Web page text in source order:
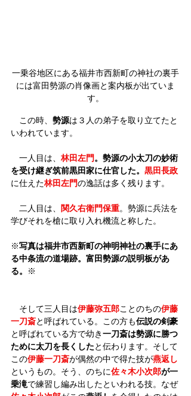
一乗谷地区にある福井市西新町の神社の裏手
には富田勢源の肖像画と案内板が出ていま
す。
この時、 勢源は３人の弟子を取り立てたと
いわれています。
一人目は、 林田左門。勢源の小太刀の妙術
を受け継ぎ筑前黒田家に仕官した。 黒田長政
に仕えた林田左門の逸話は多く残ります。
二人目は、 関久右衛門保重。勢源に兵法を
学びそれを槍に取り入れ機流と称した。
※写真は福井市西新町の神明神社の裏手にあ
る中条流の道場跡。富田勢源の説明板があ
る。
※
そして三人目は伊藤弥五郎ことのちの伊藤
一刀斎と呼ばれている。この方も伝説の剣豪
と呼ばれている方で幼き一刀斎は勢源に勝つ
ために太刀を長くしたと伝わります。そして
この伊藤一刀斎が偶然の中で得た技が燕返し
というもの。そう、のちに佐々木小次郎が一
乗滝で練習し編み出したといわれる技。なぜ